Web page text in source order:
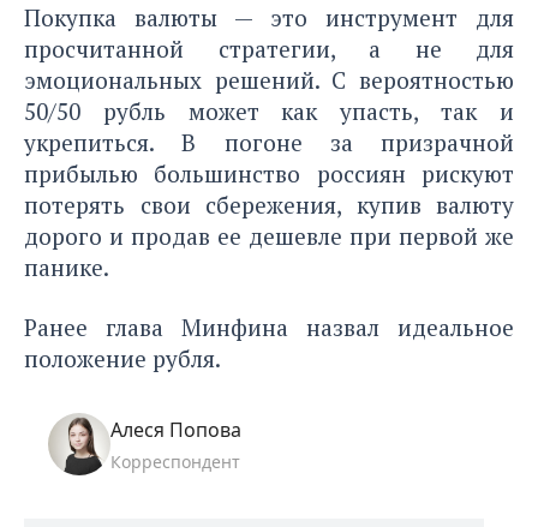
Покупка валюты — это инструмент для
просчитанной стратегии, а не для
эмоциональных решений. С вероятностью
50/50 рубль может как упасть, так и
укрепиться. В погоне за призрачной
прибылью большинство россиян рискуют
потерять свои сбережения, купив валюту
дорого и продав ее дешевле при первой же
панике.
Ранее глава Минфина назвал идеальное
положение рубля.
Алеся Попова
Корреспондент